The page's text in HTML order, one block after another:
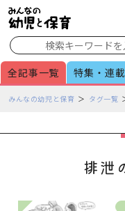
全記事一覧 特集・連載
ペみんなの幼児と保育 タグ一覧
排泄